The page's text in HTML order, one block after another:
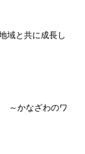
域と共に成長し
～かなざわのワ